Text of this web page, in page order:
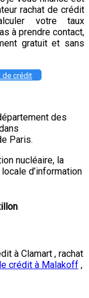
rachat de crédit
votre taux
à prendre contact,
gratuit et sans
de crédit
des
Paris.
nucléaire, la
d’information
à Clamart , rachat
crédit à Malakoff ,